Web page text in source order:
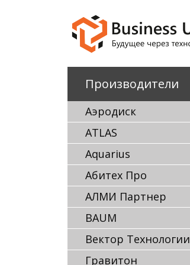
Производители
Аэродиск
ATLAS
Aquarius
Абитех Про
АЛМИ Партнер
BAUM
Вектор Технологии
Гравитон